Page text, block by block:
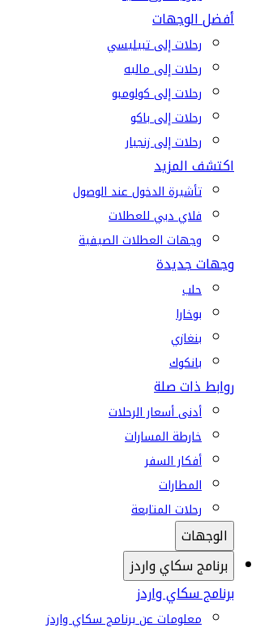
أفضل الوجهات
رحلات إلى تبيليسي
رحلات إلى ماليه
رحلات إلى كولومبو
رحلات إلى باكو
رحلات إلى زنجبار
اكتشف المزيد
تأشيرة الدخول عند الوصول
فلاي دبي للعطلات
وجهات العطلات الصيفية
وجهات جديدة
حلب
بوخارا
بنغازي
بانكوك
روابط ذات صلة
أدنى أسعار الرحلات
خارطة المسارات
أفكار السفر
المطارات
رحلات المتابعة
الوجهات
برنامج سكاي واردز
برنامج سكاي واردز
معلومات عن برنامج سكاي واردز